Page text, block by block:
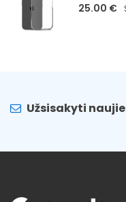
25.00 €
Užsisakyti